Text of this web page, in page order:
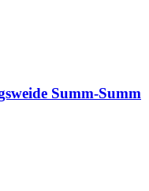
Summ-​Summ